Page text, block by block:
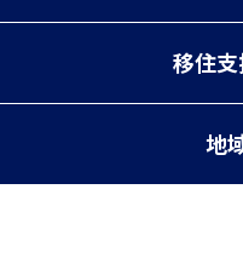
移住
地